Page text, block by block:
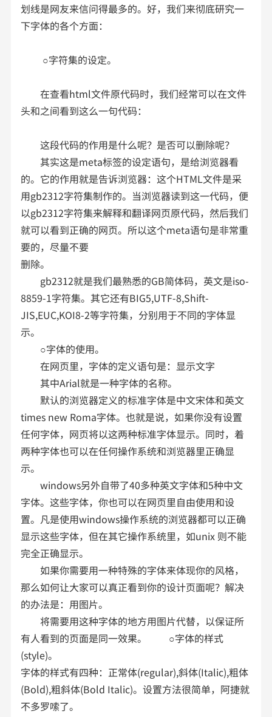
划线是网友来信问得最多的。好，我们来彻底研究一
下字体的各个方面：
○字符集的设定。
在查看html文件原代码时，我们经常可以在文件
头和之间看到这么一句代码：
这段代码的作用是什么呢？是否可以删除呢？
其实这是meta标签的设定语句，是给浏览器看
的。它的作用就是告诉浏览器：这个HTML文件是采
用gb2312字符集制作的。当浏览器读到这一代码，便
以gb2312字符集来解释和翻译网页原代码，然后我们
就可以看到正确的网页。所以这个meta语句是非常重
要的，尽量不要
删除。
gb2312就是我们最熟悉的GB简体码，英文是iso-
8859-1字符集。其它还有BIG5,UTF-8,Shift-
JIS,EUC,KOI8-2等字符集，分别用于不同的字体显
示。
○字体的使用。
在网页里，字体的定义语句是：显示文字
其中Arial就是一种字体的名称。
默认的浏览器定义的标准字体是中文宋体和英文
times new Roma字体。也就是说，如果你没有设置
任何字体，网页将以这两种标准字体显示。同时，着
两种字体也可以在任何操作系统和浏览器里正确显
示。
windows另外自带了40多种英文字体和5种中文
字体。这些字体，你也可以在网页里自由使用和设
置。凡是使用windows操作系统的浏览器都可以正确
显示这些字体，但在其它操作系统里，如unix 则不能
完全正确显示。
如果你需要用一种特殊的字体来体现你的风格，
那么如何让大家可以真正看到你的设计页面呢？解决
的办法是：用图片。
将需要用这种字体的地方用图片代替，以保证所
有人看到的页面是同一效果。 ○字体的样式
(style)。
字体的样式有四种：正常体(regular),斜体(Italic),粗体
(Bold),粗斜体(Bold Italic)。设置方法很简单，阿捷就
不多罗嗦了。